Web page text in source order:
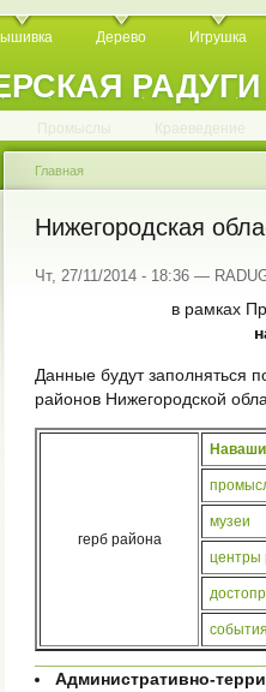
РАДУГИ
Дерево Игрушка
. . . . . .
Промыслы Краеведение
Главная
Нижегородская
Чт, 27/11/2014 - 18:36 —
в рамках
Данные будут заполняться
районов Нижегородской
герб района
музеи
центры
Административно-